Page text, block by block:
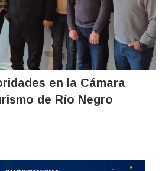
en la Cámara
de Río Negro